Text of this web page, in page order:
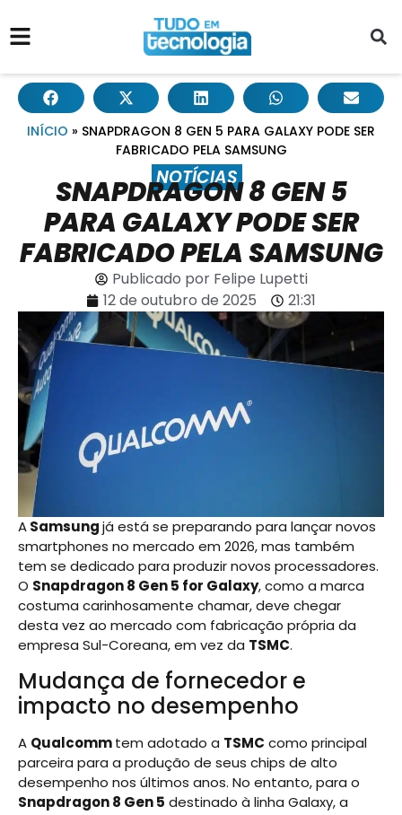
INÍCIO » SNAPDRAGON 8 GEN 5 PARA GALAXY PODE SER
FABRICADO PELA SAMSUNG
NOTÍCIAS
SNAPDRAGON 8 GEN 5
PARA GALAXY PODE SER
FABRICADO PELA SAMSUNG
Publicado porFelipe Lupetti
12 de outubro de 2025
21:31
ASamsungjá está se preparando para lançar novos
smartphones no mercado em 2026, mas também
tem se dedicado para produzir novos processadores.
O Snapdragon 8 Gen 5 for Galaxy, como a marca
costuma carinhosamente chamar, deve chegar
desta vez ao mercado com fabricação própria da
empresa Sul-Coreana, em vez da TSMC.
Mudança de fornecedor e
impacto no desempenho
A Qualcommtem adotado a TSMC como principal
parceira para a produção de seus chips de alto
desempenho nos últimos anos. No entanto, para o
Snapdragon 8 Gen 5 destinado à linha Galaxy, a